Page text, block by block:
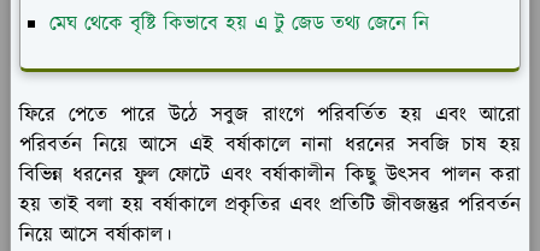
মেঘ থেকে বৃষ্টি কিভাবে হয় এ টু জেড তথ্য জেনে নি
ফিরে পেতে পারে উঠে সবুজ রাংগে পরিবর্তিত হয় এবং আরো
পরিবর্তন নিয়ে আসে এই বর্ষাকালে নানা ধরনের সবজি চাষ হয়
বিভিন্ন ধরনের ফুল ফোটে এবং বর্ষাকালীন কিছু উৎসব পালন করা
হয় তাই বলা হয় বর্ষাকালে প্রকৃতির এবং প্রতিটি জীবজন্তুর পরিবর্তন
নিয়ে আসে বর্ষাকাল।